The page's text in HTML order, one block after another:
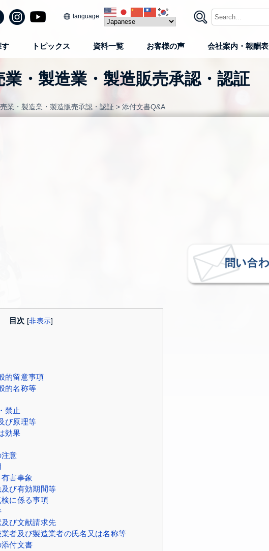
language
トピックス 資料一覧 お客様の声 会社案内・報酬表
業・製造業・製造販売承認・認証
業・製造業・製造販売承認・認証> 添付文書Q&A
目次 [非表示]
的留意事項
的名称等
禁止
び原理等
効果
注意
害事象
び有効期間等
検に係る事項
び文献請求先
業者及び製造業者の氏名又は名称等
添付文書